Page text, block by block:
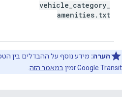
vehicle category
amenities. txt
הערה:
Google Transit זמין
במאמר הזה